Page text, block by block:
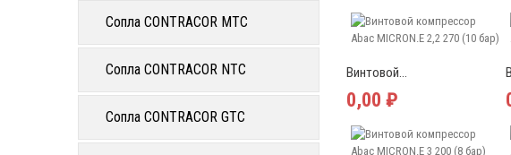
Сопла CONTRACOR MTC
Сопла CONTRACOR NTC
Сопла CONTRACOR GTC
Винтовой...
0,00 ₽